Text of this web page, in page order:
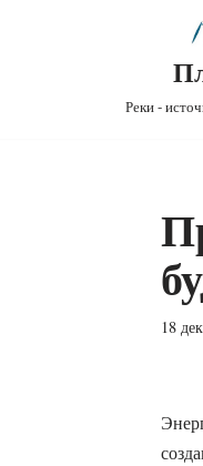
Реки -
18